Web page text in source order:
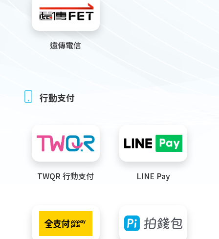
遠傳電信
行動支付
TWQR 行動支付 LINE Pay